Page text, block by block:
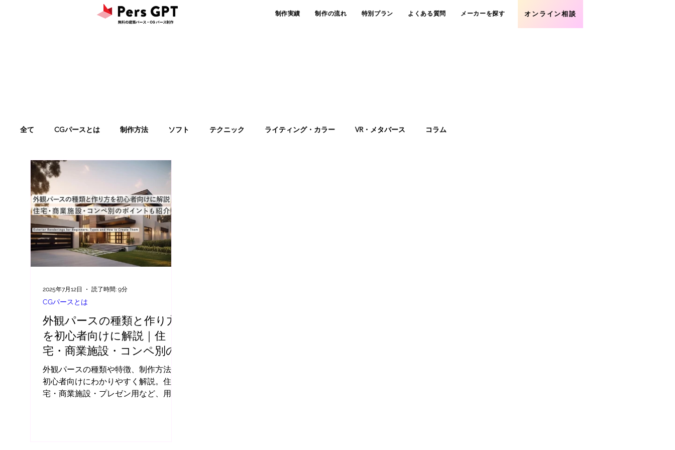
制作実績 制作の流れ 特別プラン よくある質問 メーカーを探す オンライン相談
全て CGパースとは 制作方法 ソフト テクニック ライティング・カラー VR・メタバース コラム
外観パースの種類と作り方
を初心者向けに解説｜住
宅・商業施設・コンペ別の
ポイントも紹介
外観パースの種類や特徴、制作方法を
初心者向けにわかりやすく解説。住
宅・商業施設・プレゼン用など、用途
CGパースとは
2025年7月12日 読了時間: 9分